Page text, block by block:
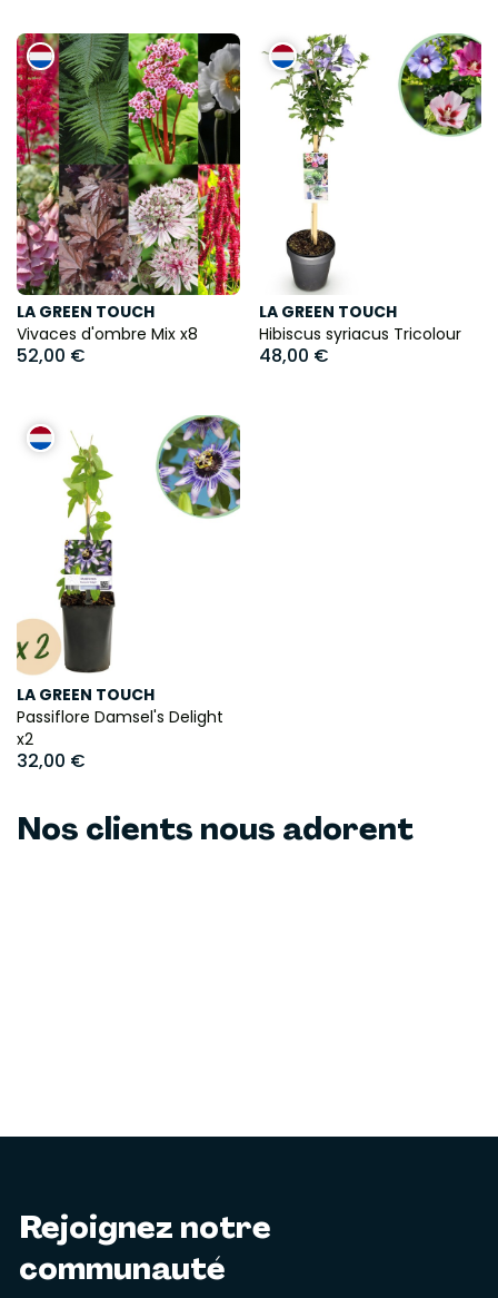
LA GREEN TOUCH
Vivaces d'ombre Mix x8
52,00 €
LA GREEN TOUCH
Hibiscus syriacus Tricolour
48,00 €
LA GREEN TOUCH
Passiflore Damsel's Delight
x2
32,00 €
Nos clients nous adorent
Rejoignez notre
communauté